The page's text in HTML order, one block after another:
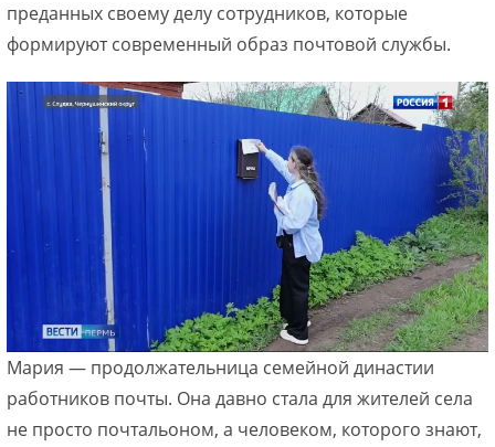
преданных своему делу сотрудников, которые
формируют современный образ почтовой службы.
Мария — продолжательница семейной династии
работников почты. Она давно стала для жителей села
не просто почтальоном, а человеком, которого знают,